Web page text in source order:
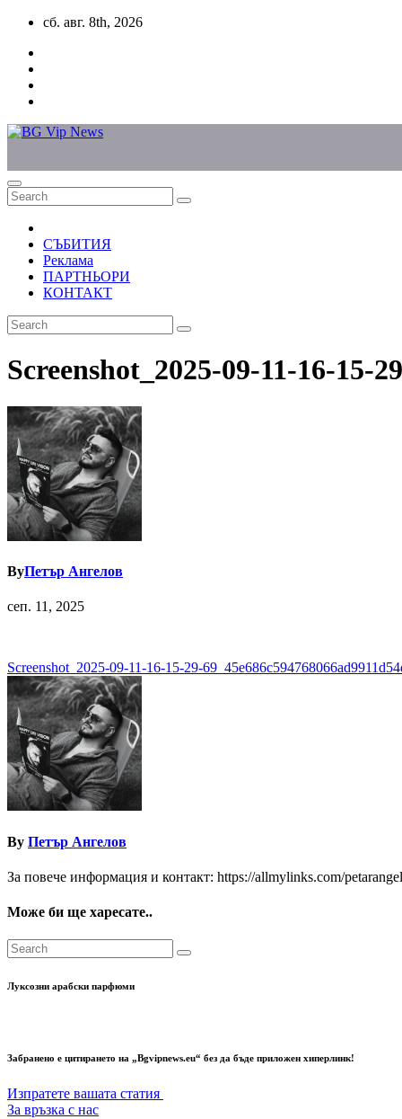
Skip
content
сб. авг. 8th, 2026
СЪБИТИЯ
Реклама
ПАРТНЬОРИ
КОНТАКТ
Screenshot_2025-09-11-16-15-
ByПетър Ангелов
сеп. 11, 2025
Навигация
Screenshot_2025-09-11-16-15-29-
By Петър Ангелов
За повече информация и контакт: https://allmylinks.com/
Може би ще харесате..
Луксозни арабски парфюми
Забранено е цитирането на „Bgvipnews.eu“ без да бъде приложен хиперлинк!
Изпратете вашата статия
За връзка с нас